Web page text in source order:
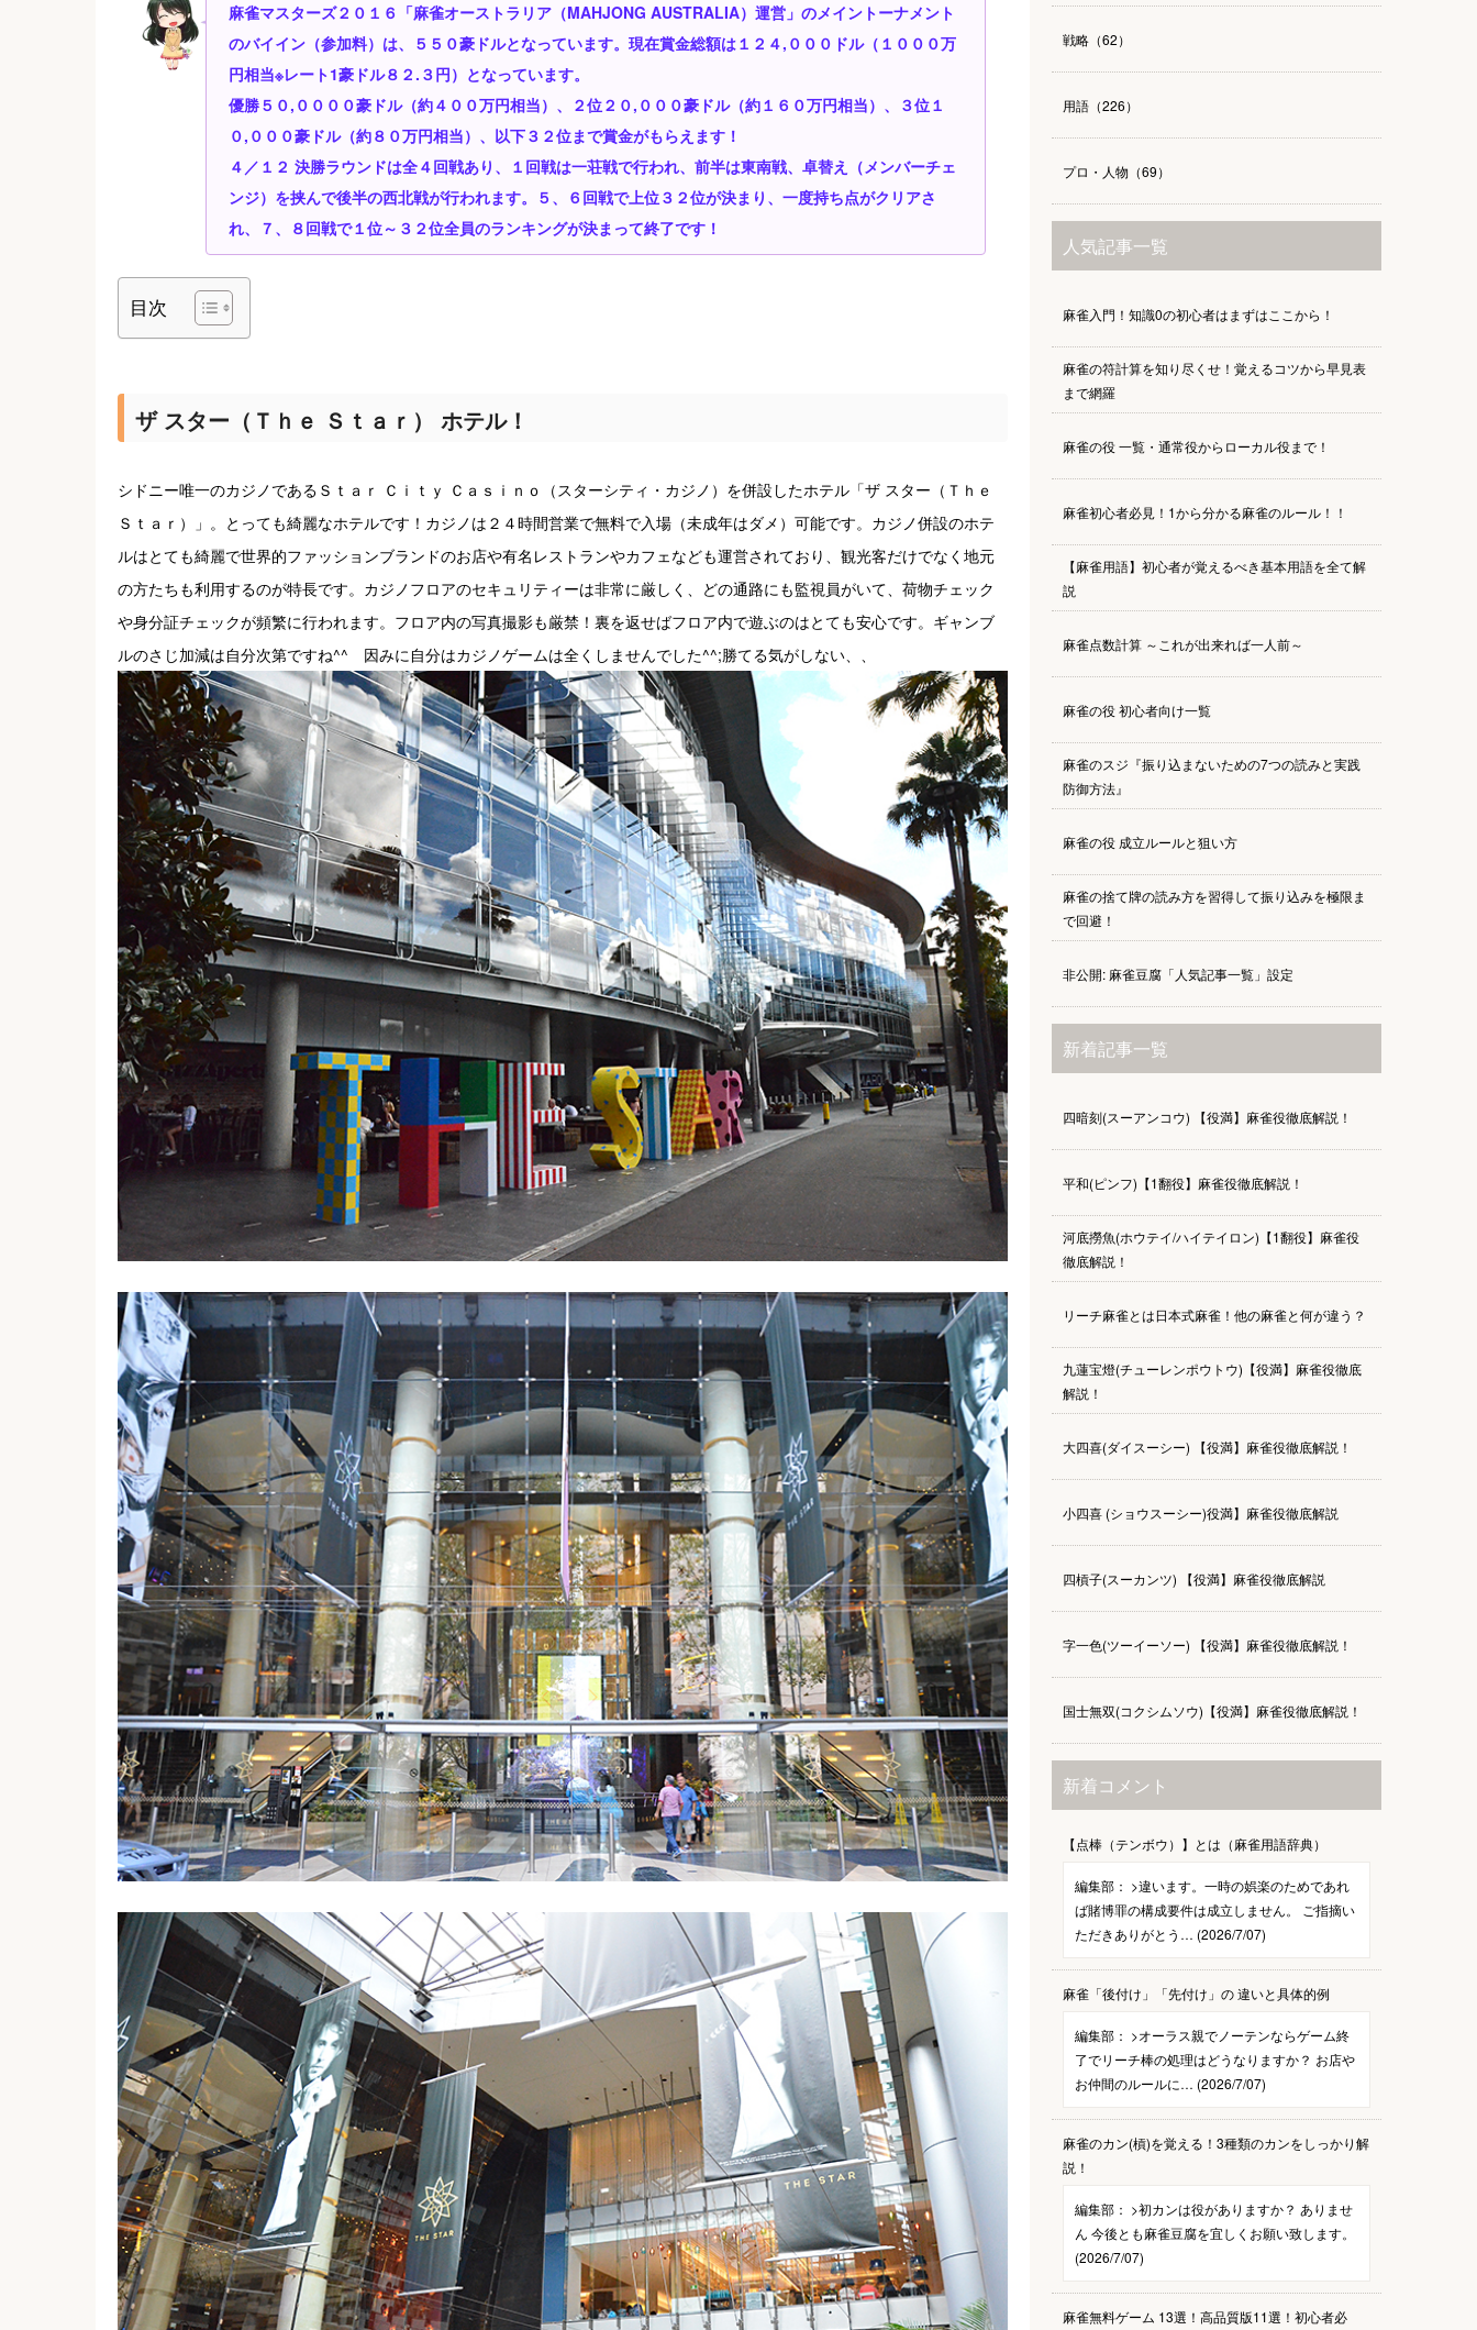
麻雀マスターズ２０１６「麻雀オーストラリア（MAHJONG AUSTRALIA）運営」のメイントーナメント
のバイイン（参加料）は、５５０豪ドルとなっています。現在賞金総額は１２４,０００ドル（１０００万
円相当※レート1豪ドル８２.３円）となっています。
優勝５０,００００豪ドル（約４００万円相当）、２位２０,０００豪ドル（約１６０万円相当）、３位１
０,０００豪ドル（約８０万円相当）、以下３２位まで賞金がもらえます！
４／１２ 決勝ラウンドは全４回戦あり、１回戦は一荘戦で行われ、前半は東南戦、卓替え（メンバーチェ
ンジ）を挟んで後半の西北戦が行われます。５、６回戦で上位３２位が決まり、一度持ち点がクリアさ
れ、７、８回戦で１位～３２位全員のランキングが決まって終了です！
目次
ザ スター（Ｔｈｅ Ｓｔａｒ） ホテル！
シドニー唯一のカジノであるＳｔａｒ Ｃｉｔｙ Ｃａｓｉｎｏ（スターシティ・カジノ）を併設したホテル「ザ スター（Ｔｈｅ
Ｓｔａｒ）」。とっても綺麗なホテルです！カジノは２４時間営業で無料で入場（未成年はダメ）可能です。カジノ併設のホテ
ルはとても綺麗で世界的ファッションブランドのお店や有名レストランやカフェなども運営されており、観光客だけでなく地元
の方たちも利用するのが特長です。カジノフロアのセキュリティーは非常に厳しく、どの通路にも監視員がいて、荷物チェック
や身分証チェックが頻繁に行われます。フロア内の写真撮影も厳禁！裏を返せばフロア内で遊ぶのはとても安心です。ギャンブ
ルのさじ加減は自分次第ですね^^ 因みに自分はカジノゲームは全くしませんでした^^;勝てる気がしない、、
戦略（62）
用語（226）
プロ・人物（69）
人気記事一覧
麻雀入門！知識0の初心者はまずはここから！
麻雀の符計算を知り尽くせ！覚えるコツから早見表
まで網羅
麻雀の役 一覧・通常役からローカル役まで！
麻雀初心者必見！1から分かる麻雀のルール！！
【麻雀用語】初心者が覚えるべき基本用語を全て解
説
麻雀点数計算 ～これが出来れば一人前～
麻雀の役 初心者向け一覧
麻雀のスジ『振り込まないための7つの読みと実践
防御方法』
麻雀の役 成立ルールと狙い方
麻雀の捨て牌の読み方を習得して振り込みを極限ま
で回避！
非公開: 麻雀豆腐「人気記事一覧」設定
新着記事一覧
四暗刻(スーアンコウ) 【役満】麻雀役徹底解説！
平和(ピンフ)【1翻役】麻雀役徹底解説！
河底撈魚(ホウテイ/ハイテイロン)【1翻役】麻雀役
徹底解説！
リーチ麻雀とは日本式麻雀！他の麻雀と何が違う？
九蓮宝燈(チューレンポウトウ)【役満】麻雀役徹底
解説！
大四喜(ダイスーシー) 【役満】麻雀役徹底解説！
小四喜 (ショウスーシー)役満】麻雀役徹底解説
四槓子(スーカンツ) 【役満】麻雀役徹底解説
字一色(ツーイーソー) 【役満】麻雀役徹底解説！
国士無双(コクシムソウ)【役満】麻雀役徹底解説！
新着コメント
【点棒（テンボウ）】とは（麻雀用語辞典）
編集部： >違います。一時の娯楽のためであれ
ば賭博罪の構成要件は成立しません。 ご指摘い
ただきありがとう… (2026/7/07)
麻雀「後付け」「先付け」の 違いと具体的例
編集部： >オーラス親でノーテンならゲーム終
了でリーチ棒の処理はどうなりますか？ お店や
お仲間のルールに… (2026/7/07)
麻雀のカン(槓)を覚える！3種類のカンをしっかり解
説！
編集部： >初カンは役がありますか？ ありませ
ん 今後とも麻雀豆腐を宜しくお願い致します。
(2026/7/07)
麻雀無料ゲーム 13選！高品質版11選！初心者必